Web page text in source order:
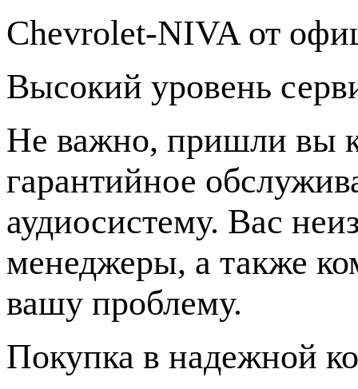
Chevrolet-NIVA от
Высокий уровень
Не важно, пришли вы
гарантийное
аудиосистему. Вас
менеджеры, а также
вашу проблему.
Покупка в надежной